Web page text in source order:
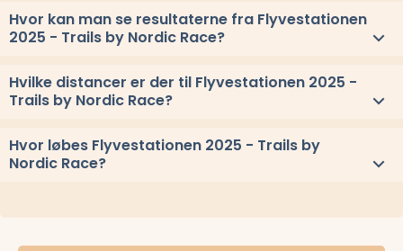
Flyvestationen 2025 - Trails by Nordic Race løbes søndag 30.
november 2025.
Hvor kan man se resultaterne fra Flyvestationen
2025 - Trails by Nordic Race?
Se link til resultaterne eller se alle vindere herover
Hvilke distancer er der til Flyvestationen 2025 -
Trails by Nordic Race?
Til Flyvestationen 2025 - Trails by Nordic Race løbes distancerne
15 km, 10 km, og 5 km
Hvor løbes Flyvestationen 2025 - Trails by
Nordic Race?